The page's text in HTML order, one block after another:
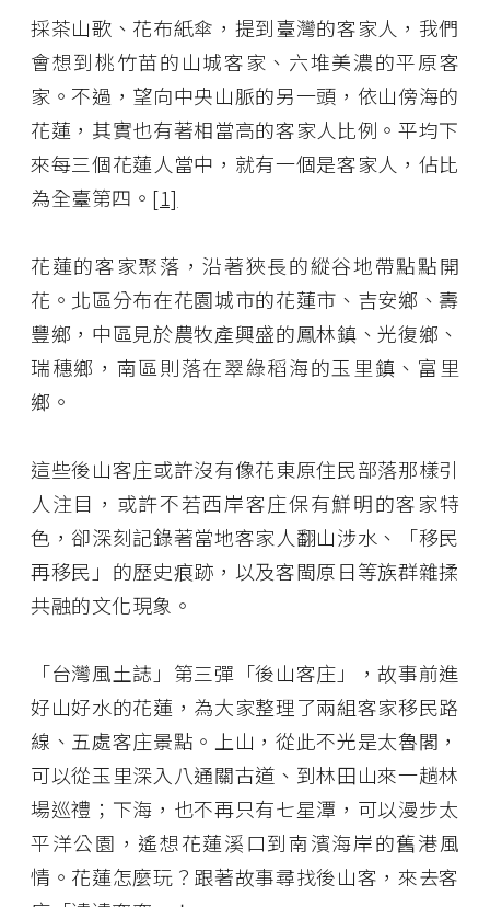
採茶山歌、花布紙傘，提到臺灣的客家人，我們
會想到桃竹苗的山城客家、六堆美濃的平原客
家。不過，望向中央山脈的另一頭，依山傍海的
花蓮，其實也有著相當高的客家人比例。平均下
來每三個花蓮人當中，就有一個是客家人，佔比
為全臺第四。 [1]
花蓮的客家聚落，沿著狹長的縱谷地帶點點開
花。北區分布在花園城市的花蓮市、吉安鄉、壽
豐鄉，中區見於農牧產興盛的鳳林鎮、光復鄉、
瑞穗鄉，南區則落在翠綠稻海的玉里鎮、富里
鄉。
這些後山客庄或許沒有像花東原住民部落那樣引
人注目，或許不若西岸客庄保有鮮明的客家特
色，卻深刻記錄著當地客家人翻山涉水、「移民
再移民」的歷史痕跡，以及客閩原日等族群雜揉
共融的文化現象。
「台灣風土誌」第三彈「後山客庄」，故事前進
好山好水的花蓮，為大家整理了兩組客家移民路
線、五處客庄景點。上山，從此不光是太魯閣，
可以從玉里深入八通關古道、到林田山來一趟林
場巡禮；下海，也不再只有七星潭，可以漫步太
平洋公園，遙想花蓮溪口到南濱海岸的舊港風
情。花蓮怎麼玩？跟著故事尋找後山客，來去客